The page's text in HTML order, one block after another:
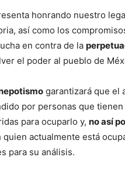
honrando nuestro
así como los
en contra de la
el poder al pueblo de
garantizará que el
por personas que
para ocuparlo y, no así
quien actualmente está
para su análisis.